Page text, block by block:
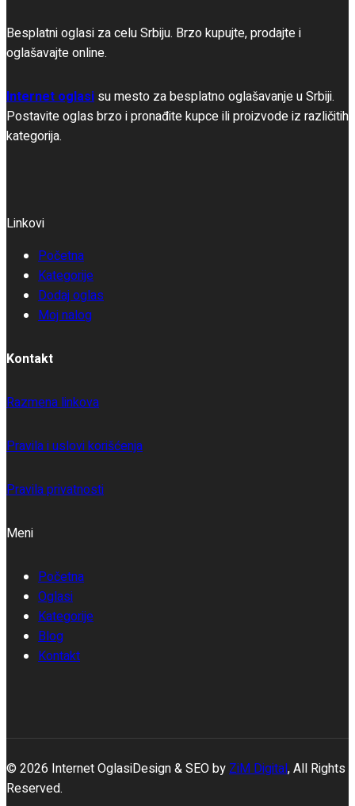
Besplatni oglasi za celu Srbiju. Brzo kupujte, prodajte i
oglašavajte online.
Internet oglasi su mesto za besplatno oglašavanje u Srbiji.
Postavite oglas brzo i pronađite kupce ili proizvode iz različitih
kategorija.
Linkovi
Početna
Kategorije
Dodaj oglas
Moj nalog
Kontakt
Razmena linkova
Pravila i uslovi korišćenja
Pravila privatnosti
Meni
Početna
Oglasi
Kategorije
Blog
Kontakt
© 2026 Internet OglasiDesign & SEO by ZiM Digital, All Rights
Reserved.